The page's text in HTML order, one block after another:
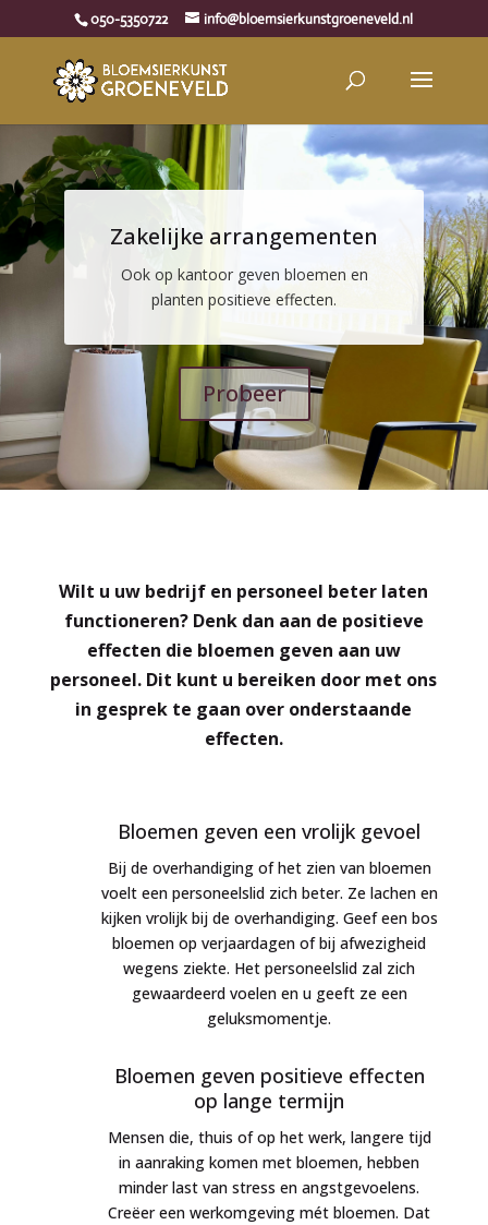
050-5350722 info@bloemsierkunstgroeneveld.nl
Zakelijke arrangementen
Ook op kantoor geven bloemen en
planten positieve effecten.
Probeer
Wilt u uw bedrijf en personeel beter laten
functioneren? Denk dan aan de positieve
effecten die bloemen geven aan uw
personeel. Dit kunt u bereiken door met ons
in gesprek te gaan over onderstaande
effecten.
Bloemen geven een vrolijk gevoel
Bij de overhandiging of het zien van bloemen
voelt een personeelslid zich beter. Ze lachen en
kijken vrolijk bij de overhandiging. Geef een bos
bloemen op verjaardagen of bij afwezigheid
wegens ziekte. Het personeelslid zal zich
gewaardeerd voelen en u geeft ze een
geluksmomentje.
Bloemen geven positieve effecten
op lange termijn
Mensen die, thuis of op het werk, langere tijd
in aanraking komen met bloemen, hebben
minder last van stress en angstgevoelens.
Creëer een werkomgeving mét bloemen. Dat